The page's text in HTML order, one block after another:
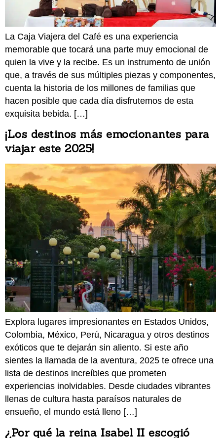
La Caja Viajera del Café es una experiencia
memorable que tocará una parte muy emocional de
quien la vive y la recibe. Es un instrumento de unión
que, a través de sus múltiples piezas y componentes,
cuenta la historia de los millones de familias que
hacen posible que cada día disfrutemos de esta
exquisita bebida. […]
¡Los destinos más emocionantes para
viajar este 2025!
Explora lugares impresionantes en Estados Unidos,
Colombia, México, Perú, Nicaragua y otros destinos
exóticos que te dejarán sin aliento. Si este año
sientes la llamada de la aventura, 2025 te ofrece una
lista de destinos increíbles que prometen
experiencias inolvidables. Desde ciudades vibrantes
llenas de cultura hasta paraísos naturales de
ensueño, el mundo está lleno […]
¿Por qué la reina Isabel II escogió